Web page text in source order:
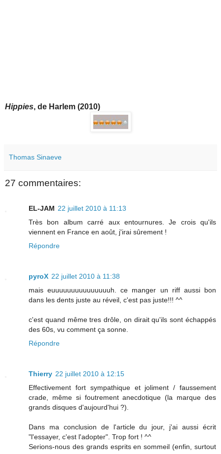
Hippies, de Harlem (2010)
Thomas Sinaeve
27 commentaires:
EL-JAM 22 juillet 2010 à 11:13
Très bon album carré aux entournures. Je crois qu'ils
viennent en France en août, j'irai sûrement !
Répondre
pyroX 22 juillet 2010 à 11:38
mais euuuuuuuuuuuuuuuh. ce manger un riff aussi bon
dans les dents juste au réveil, c'est pas juste!!! ^^
c'est quand même tres drôle, on dirait qu'ils sont échappés
des 60s, vu comment ça sonne.
Répondre
Thierry 22 juillet 2010 à 12:15
Effectivement fort sympathique et joliment / faussement
crade, même si foutrement anecdotique (la marque des
grands disques d'aujourd'hui ?).
Dans ma conclusion de l'article du jour, j'ai aussi écrit
"l'essayer, c'est l'adopter". Trop fort ! ^^
Serions-nous des grands esprits en sommeil (enfin, surtout